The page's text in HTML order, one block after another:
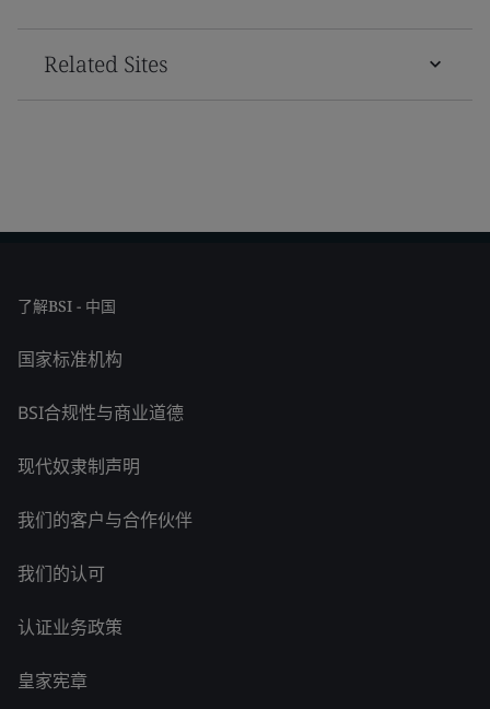
Related Sites
了解BSI - 中国
国家标准机构
BSI合规性与商业道德
现代奴隶制声明
我们的客户与合作伙伴
我们的认可
认证业务政策
皇家宪章